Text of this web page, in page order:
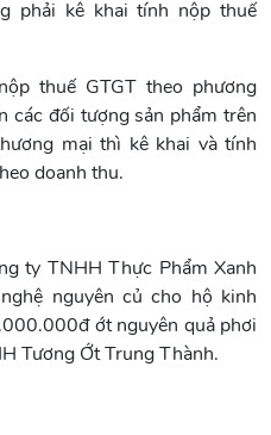
phải kê khai tính nộp thuế
thuế GTGT theo phương
các đối tượng sản phẩm trên
mại thì kê khai và tính
doanh thu.
ty TNHH Thực Phẩm Xanh
nguyên củ cho hộ kinh
ớt nguyên quả phơi
Tương Ớt Trung Thành.